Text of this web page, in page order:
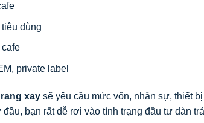
dùng
private label
xay sẽ yêu cầu mức vốn, nhân sự, thiết
bạn rất dễ rơi vào tình trạng đầu tư dàn